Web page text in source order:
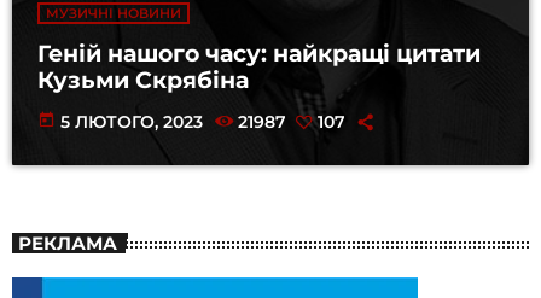
МУЗИЧНІ НОВИНИ
Геній нашого часу: найкращі цитати
Кузьми Скрябіна
today 5 ЛЮТОГО, 2023 21987 107
РЕКЛАМА